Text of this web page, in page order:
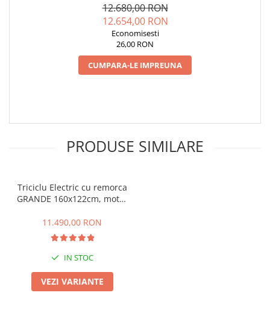
12.680,00 RON
12.654,00 RON
Economisesti
26,00 RON
CUMPARA-LE IMPREUNA
PRODUSE SIMILARE
Triciclu Electric cu remorca
GRANDE 160x122cm, motor
XL-KLASS 4 GRANDE,
Omologata, CIV inclus
11.490,00 RON
IN STOC
VEZI VARIANTE